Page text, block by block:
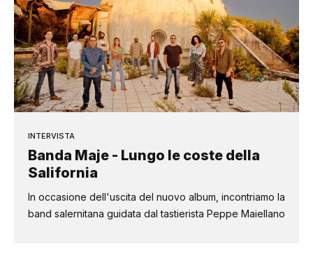
INTERVISTA
Banda Maje - Lungo le coste della
Salifornia
In occasione dell'uscita del nuovo album, incontriamo la
band salernitana guidata dal tastierista Peppe Maiellano